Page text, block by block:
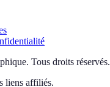
. Tous droits réservés.
liens affiliés.